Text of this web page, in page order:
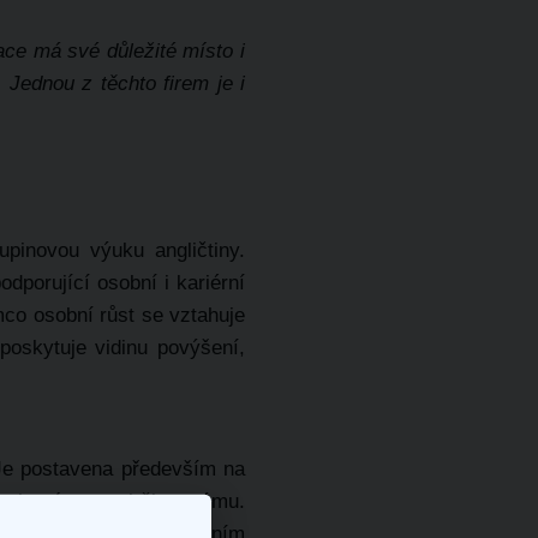
má své důležité místo i
Jednou z těchto firem je i
výuku angličtiny.
osobní i kariérní
osobní růst se vztahuje
vidinu povýšení,
postavena především na
mezi členy týmu.